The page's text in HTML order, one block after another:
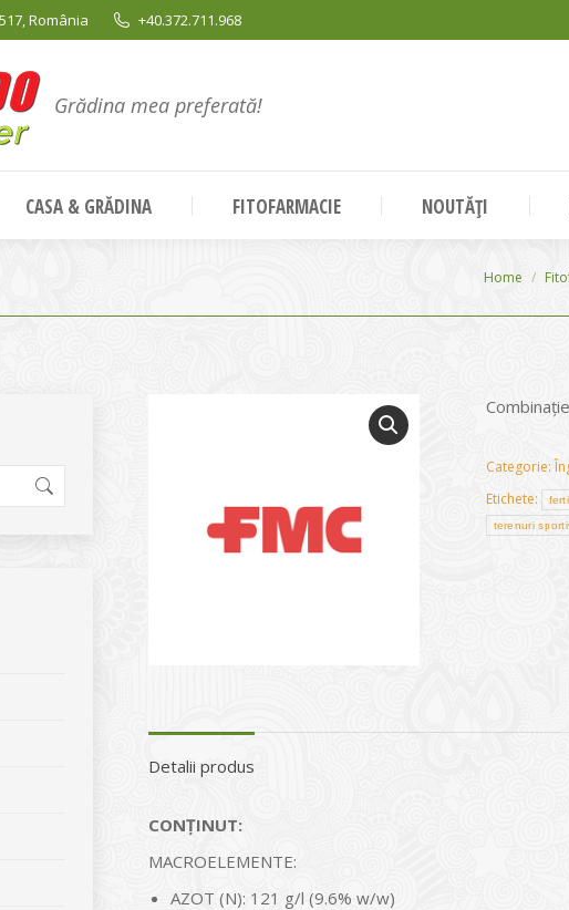
România +40.372.711.968
Grădina mea preferată!
CASA & GRĂDINA FITOFARMACIE NOUTĂȚI
You are
Home
Categorie:
Etichete:
terenuri
Detalii produs
CONȚINUT:
MACROELEMENTE:
AZOT (N): 121 g/l (9.6% w/w)